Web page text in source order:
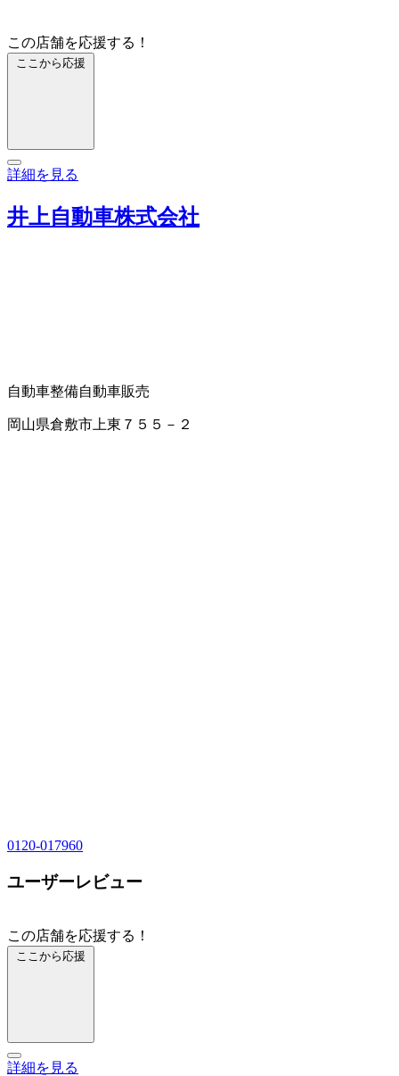
この店舗を応援する！
ここから応援
詳細を見る
井上自動車株式会社
自動車整備自動車販売
岡山県倉敷市上東７５５－２
0120-017960
ユーザーレビュー
この店舗を応援する！
ここから応援
詳細を見る